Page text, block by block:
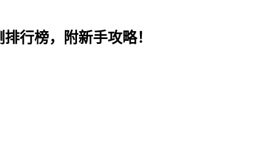
行榜，附新手攻略！